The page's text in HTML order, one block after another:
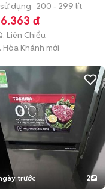
dụng 200 - 299 lít
đ
Liên Chiểu
Hòa Khánh mới
trước 2